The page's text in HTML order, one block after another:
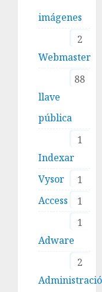
imágenes
2
Webmaster
88
llave
pública
1
Indexar
1
Vysor
1
Access
1
Adware
2